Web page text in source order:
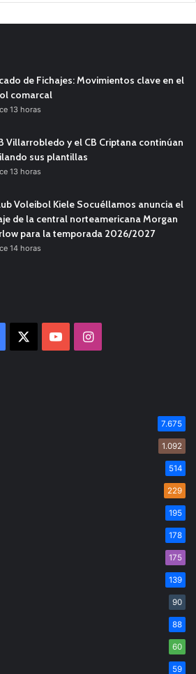
de Fichajes: Movimientos clave en el
comarcal
13 horas
Villarrobledo y el CB Criptana continúan
sus plantillas
13 horas
Voleibol Kiele Socuéllamos anuncia el
de la central norteamericana Morgan
para la temporada 2026/2027
14 horas
Facebook YouTubeInstagram
7.675
1.092
514
229
195
178
175
139
90
88
60
59